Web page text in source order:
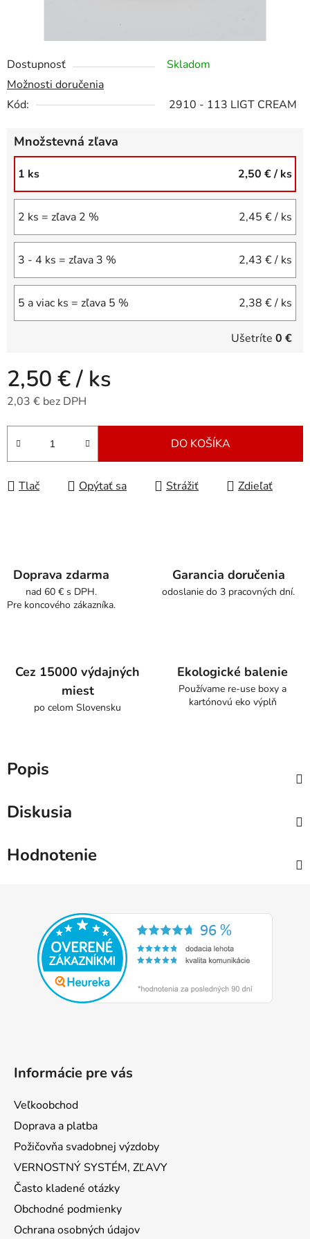
Dostupnosť
Skladom
Možnosti doručenia
Kód:
2910 - 113 LIGT CREAM
Množstevná zľava
1 ks 2,50 €/ ks
2 ks = zľava 2 % 2,45 €/ ks
3 - 4 ks = zľava 3 % 2,43 €/ ks
5 a viac ks = zľava 5 % 2,38 €/ ks
Ušetríte 0 €
2,50 €/ ks
2,03 € bez DPH
Jednotková cena:
DO KOŠÍKA
Tlač Opýtať sa Strážiť Zdieľať
Doprava zdarma
nad 60 € s DPH.
Pre koncového zákazníka.
Garancia doručenia
odoslanie do 3 pracovných dní.
Cez 15000 výdajných
miest
po celom Slovensku
Ekologické balenie
Používame re-use boxy a
kartónovú eko výplň
Popis
Diskusia
Hodnotenie
Informácie pre vás
Veľkoobchod
Doprava a platba
Požičovňa svadobnej výzdoby
VERNOSTNÝ SYSTÉM, ZĽAVY
Často kladené otázky
Obchodné podmienky
Ochrana osobných údajov